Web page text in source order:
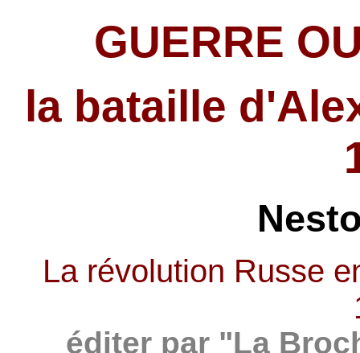
GUERRE
la bataille
La révolution Russe
éditer par "La